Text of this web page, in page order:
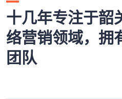
十几年专注于韶
络营销领域，拥
团队